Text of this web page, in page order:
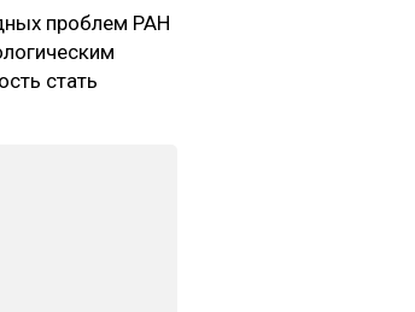
проблем РАН
стать